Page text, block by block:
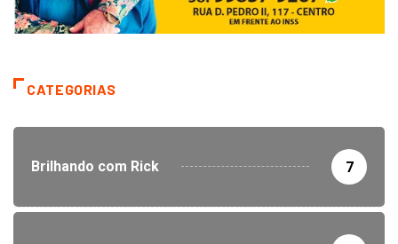
CATEGORIAS
Brilhando com Rick 7